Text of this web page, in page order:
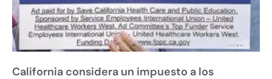
California considera un impuesto a los